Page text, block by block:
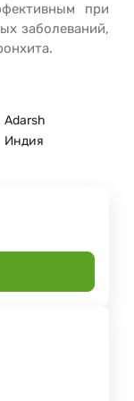
при
заболеваний,
Adarsh
Индия